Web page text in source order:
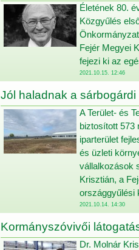
Életének 80.
Közgyűlés
Fejér Megyei
fejezi ki az
2021.10.15. 12:46
Jól haladnak a
A Terület- és
biztosított 573
iparterület
és üzleti
vállalkozások
Krisztián, a
országgyűlési
2021.10.14. 14:30
Kormányszóvivői
Dr. Molnár